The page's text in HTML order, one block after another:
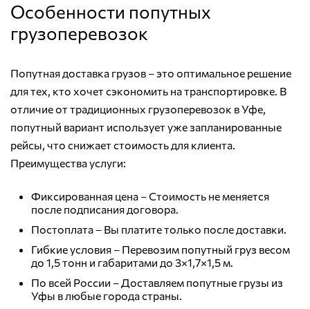
Особенности попутных
грузоперевозок
Попутная доставка грузов – это оптимальное решение
для тех, кто хочет сэкономить на транспортировке. В
отличие от традиционных грузоперевозок в Уфе,
попутный вариант использует уже запланированные
рейсы, что снижает стоимость для клиента.
Преимущества услуги:
Фиксированная цена – Стоимость не меняется
после подписания договора.
Постоплата – Вы платите только после доставки.
Гибкие условия – Перевозим попутный груз весом
до 1,5 тонн и габаритами до 3×1,7×1,5 м.
По всей России – Доставляем попутные грузы из
Уфы в любые города страны.